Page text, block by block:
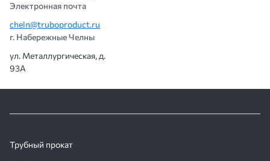
Электронная почта
cheln@truboproduct.ru
г. Набережные Челны
ул. Металлургическая, д.
93А
Трубный прокат